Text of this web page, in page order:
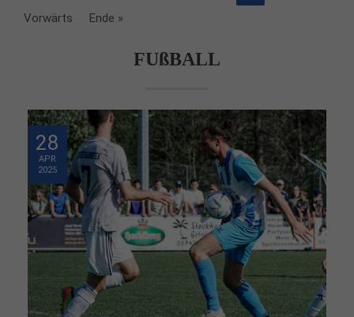
Vorwärts
Ende »
FUßBALL
28
APR
2025